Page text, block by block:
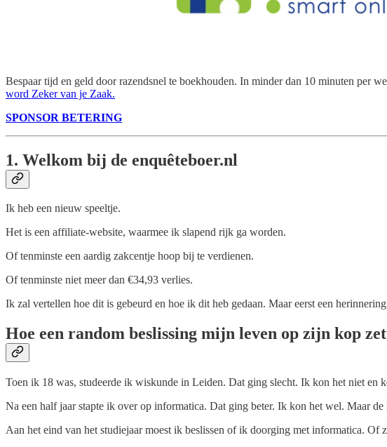
Bespaar tijd en geld door razendsnel te boekhouden. In minder dan 10 minuten per
word Zeker van je Zaak.
SPONSOR BETERING
1. Welkom bij de enquêteboer.nl
Ik heb een nieuw speeltje.
Het is een affiliate-website, waarmee ik slapend rijk ga worden.
Of tenminste een aardig zakcentje hoop bij te verdienen.
Of tenminste niet meer dan €34,93 verlies.
Ik zal vertellen hoe dit is gebeurd en hoe ik dit heb gedaan. Maar eerst een
Hoe een random beslissing mijn leven op zijn kop
Toen ik 18 was, studeerde ik wiskunde in Leiden. Dat ging slecht. Ik kon het niet en
Na een half jaar stapte ik over op informatica. Dat ging beter. Ik kon het wel. Maar de
Aan het eind van het studiejaar moest ik beslissen of ik doorging met informatica. Of